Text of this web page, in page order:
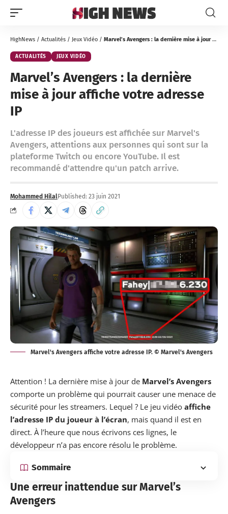
HighNews / Actualités / Jeux Vidéo / Marvel’s Avengers : la dernière mise à jour affiche votre adresse IP
ACTUALITÉS JEUX VIDÉO
Marvel’s Avengers : la dernière
mise à jour affiche votre adresse
IP
L'adresse IP des joueurs est affichée sur Marvel's
Avengers, attentions aux personnes qui sont sur la
plateforme Twitch ou encore YouTube. Il est
recommandé d'attendre qu'un patch arrive.
Mohammed HilalPublished: 23 juin 2021
Marvel's Avengers affiche votre adresse IP. © Marvel's Avengers
Attention ! La dernière mise à jour de Marvel’s Avengers
comporte un problème qui pourrait causer une menace de
sécurité pour les streamers. Lequel ? Le jeu vidéo affiche
l’adresse IP du joueur à l’écran, mais quand il est en
direct. À l’heure que nous écrivons ces lignes, le
développeur n’a pas encore résolu le problème.
Sommaire
Une erreur inattendue sur Marvel’s
Avengers